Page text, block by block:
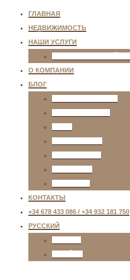
ГЛАВНАЯ
НЕДВИЖИМОСТЬ
НАШИ УСЛУГИ
О КОМПАНИИ
БЛОГ
КОНТАКТЫ
+34 678 433 086 / +34 932 181 750
РУССКИЙ